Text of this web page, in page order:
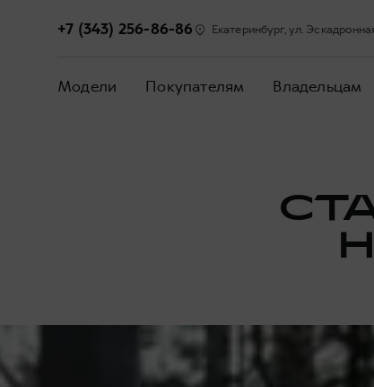
+7 (343) 256-86-86 Екатеринбург, ул.
Модели Покупателям Владельцам